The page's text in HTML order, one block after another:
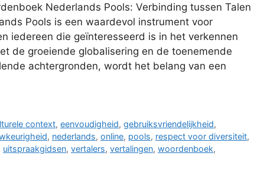
Nederlands Pools: Verbinding tussen Talen
Pools is een waardevol instrument voor
iedereen die geïnteresseerd is in het verkennen
de groeiende globalisering en de toenemende
achtergronden, wordt het belang van een
context,eenvoudigheid,gebruiksvriendelijkheid,
, nederlands, online, pools, respect voor diversiteit,
uitspraakgidsen, vertalers, vertalingen, woordenboek,